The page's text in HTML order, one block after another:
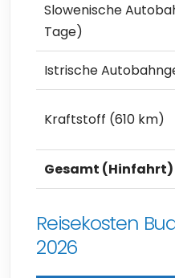
Slowenische
Tage)
Istrische
Kraftstoff (610 km)
Gesamt (Hinfahrt)
Reisekosten
2026